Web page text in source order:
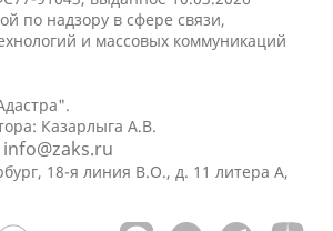
по надзору в сфере связи,
и массовых коммуникаций
Казарлыга А.В.
info@zaks.ru
18-я линия В.О., д. 11 литера А,